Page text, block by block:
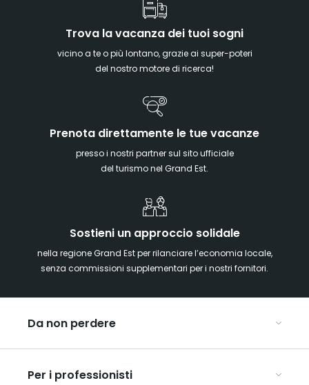
Trova la vacanza dei tuoi sogni
vicino a te o più lontano, grazie ai super-poteri
del nostro motore di ricerca!
Prenota direttamente le tue vacanze
presso i nostri partner sul sito ufficiale
del turismo nel Grand Est.
Sostieni un approccio solidale
nella regione Grand Est per rilanciare l’economia locale,
senza commissioni supplementari per i nostri fornitori.
Da non perdere
Alsazia
Per i professionisti